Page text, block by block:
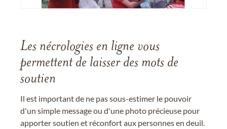
Les nécrologies en ligne vous
permettent de laisser des mots de
soutien
Il est important de ne pas sous-estimer le pouvoir
d'un simple message ou d'une photo précieuse pour
apporter soutien et réconfort aux personnes en deuil.